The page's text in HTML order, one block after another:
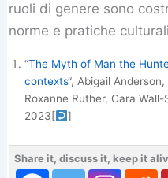
ruoli di genere sono
norme e pratiche
“The Myth of Man the
contexts“, Abigail
Roxanne Ruther, Cara
2023[ ]
Share it, discuss it, keep it